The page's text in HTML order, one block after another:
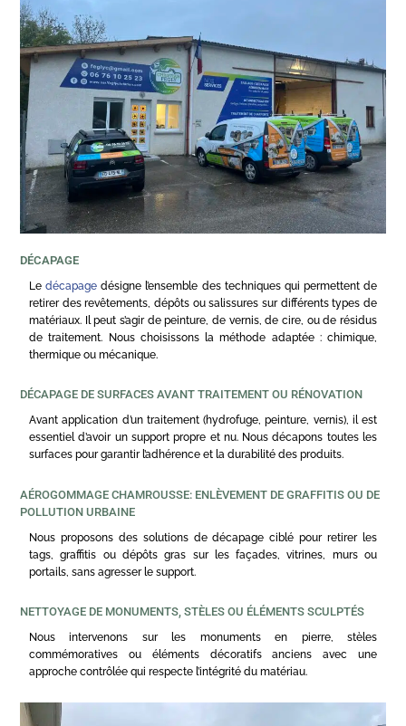
DÉCAPAGE
Ledécapage désigne l’ensemble des techniques qui permettent de
retirer des revêtements, dépôts ou salissures sur différents types de
matériaux. Il peut s’agir de peinture, de vernis, de cire, ou de résidus
de traitement. Nous choisissons la méthode adaptée : chimique,
thermique ou mécanique.
DÉCAPAGE DE SURFACES AVANT TRAITEMENT OU RÉNOVATION
Avant application d’un traitement (hydrofuge, peinture, vernis), il est
essentiel d’avoir un support propre et nu. Nous décapons toutes les
surfaces pour garantir l’adhérence et la durabilité des produits.
AÉROGOMMAGE CHAMROUSSE: ENLÈVEMENT DE GRAFFITIS OU DE
POLLUTION URBAINE
Nous proposons des solutions de décapage ciblé pour retirer les
tags, graffitis ou dépôts gras sur les façades, vitrines, murs ou
portails, sans agresser le support.
NETTOYAGE DE MONUMENTS, STÈLES OU ÉLÉMENTS SCULPTÉS
Nous intervenons sur les monuments en pierre, stèles
commémoratives ou éléments décoratifs anciens avec une
approche contrôlée qui respecte l’intégrité du matériau.